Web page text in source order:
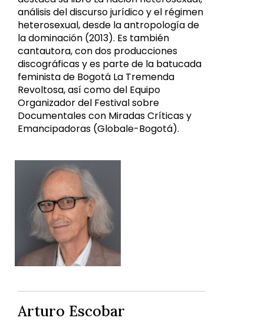
análisis del discurso jurídico y el régimen
heterosexual, desde la antropología de
la dominación (2013). Es también
cantautora, con dos producciones
discográficas y es parte de la batucada
feminista de Bogotá La Tremenda
Revoltosa, así como del Equipo
Organizador del Festival sobre
Documentales con Miradas Críticas y
Emancipadoras (Globale-Bogotá).
Arturo Escobar